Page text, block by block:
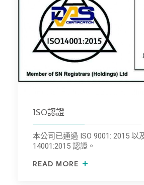
ISO認證
本公司已通過 ISO 9001: 2015 以
14001:2015 認證。
READ MORE